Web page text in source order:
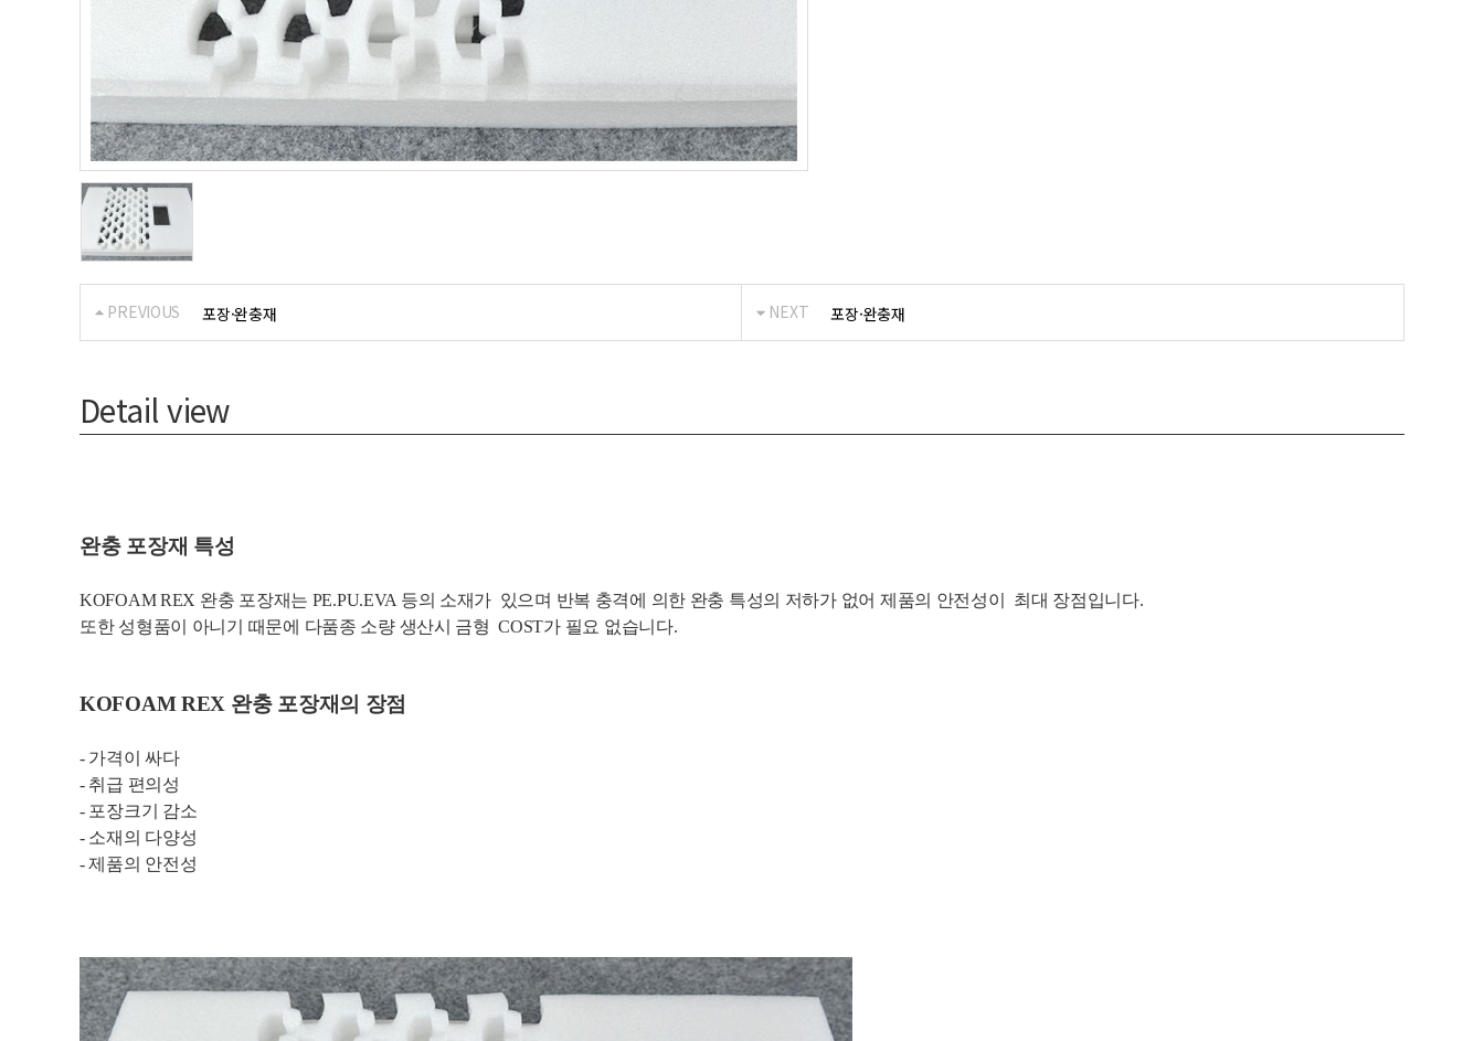
PREVIOUS 포장·완충재 NEXT 포장·완충재
Detail view
완충 포장재 특성
KOFOAM REX 완충 포장재는 PE.PU.EVA 등의 소재가 있으며 반복 충격에 의한 완충 특성의 저하가 없어 제품의 안전성이 최대 장점입니다.
또한 성형품이 아니기 때문에 다품종 소량 생산시 금형 COST가 필요 없습니다.
KOFOAM REX 완충 포장재의 장점
- 가격이 싸다
- 취급 편의성
- 포장크기 감소
- 소재의 다양성
- 제품의 안전성